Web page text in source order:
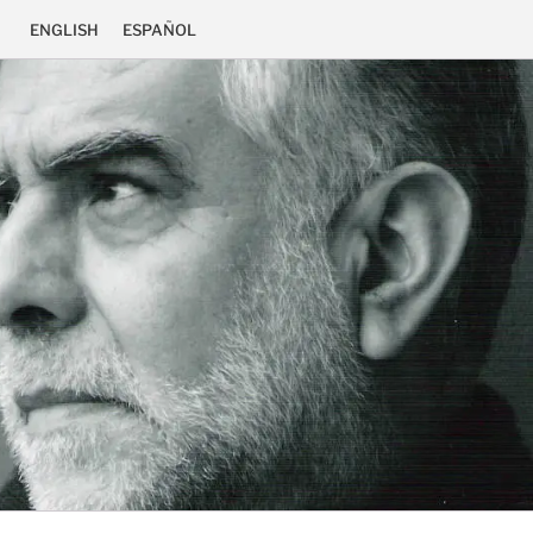
ENGLISH ESPAÑOL